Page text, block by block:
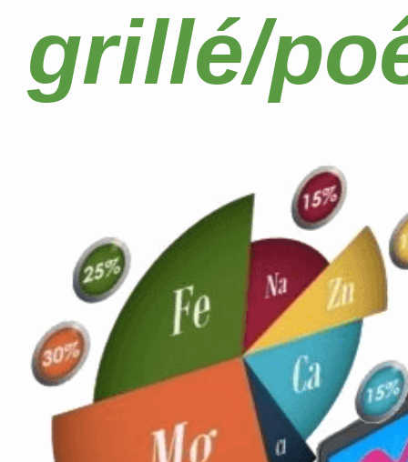
grillé/